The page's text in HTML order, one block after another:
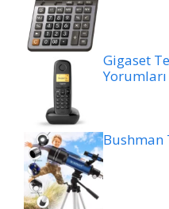
Gigaset
Yorumları
Bushman